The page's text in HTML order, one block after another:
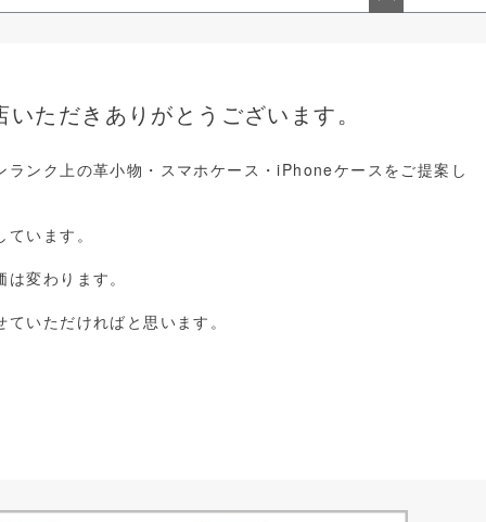
ただきありがとうございます。
ンク上の革小物・スマホケース・iPhoneケースをご提案し
います。
変わります。
いただければと思います。